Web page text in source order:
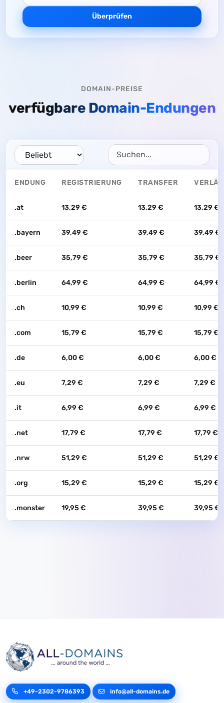
Überprüfen
DOMAIN-PREISE
verfügbare Domain-Endungen
ENDUNG REGISTRIERUNG TRANSFER
.at 13,29 € 13,29 € 13,29 €
.bayern 39,49 € 39,49 € 39,49 €
.beer 35,79 € 35,79 € 35,79 €
.berlin 64,99 € 64,99 € 64,99 €
.ch 10,99 € 10,99 € 10,99 €
.com 15,79 € 15,79 € 15,79 €
.de 6,00 € 6,00 € 6,00 €
.eu 7,29 € 7,29 € 7,29 €
.it 6,99 € 6,99 € 6,99 €
.net 17,79 € 17,79 € 17,79 €
.nrw 51,29 € 51,29 € 51,29 €
.org 15,29 € 15,29 € 15,29 €
.monster 19,95 € 39,95 € 39,95 €
+49-2302-9786393 info@all-domains.de